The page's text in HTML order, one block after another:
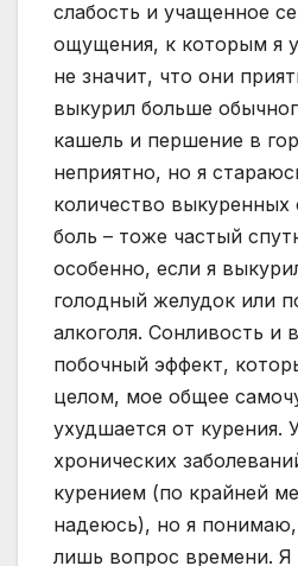
слабость и учащенное
ощущения, к которым я
не значит, что они
выкурил больше
кашель и першение в
неприятно, но я
количество выкуренных
боль – тоже частый
особенно, если я
голодный желудок или
алкоголя. Сонливость и
побочный эффект,
целом, мое общее
ухудшается от курения.
хронических
курением (по крайней
надеюсь), но я понимаю,
лишь вопрос времени. Я